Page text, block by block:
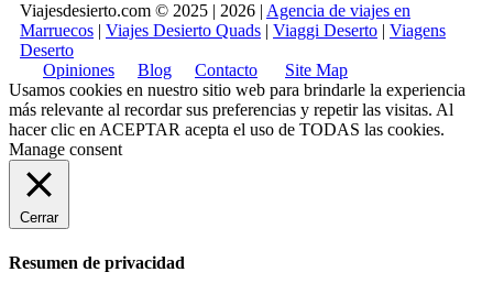
Viajesdesierto.com © 2025 | 2026 | Agencia de viajes en
Marruecos | Viajes Desierto Quads | Viaggi Deserto | Viagens
Deserto
Opiniones
Blog Contacto
Site Map
Usamos cookies en nuestro sitio web para brindarle la experiencia
más relevante al recordar sus preferencias y repetir las visitas. Al
hacer clic en ACEPTAR acepta el uso de TODAS las cookies.
Manage consent
Cerrar
Resumen de privacidad